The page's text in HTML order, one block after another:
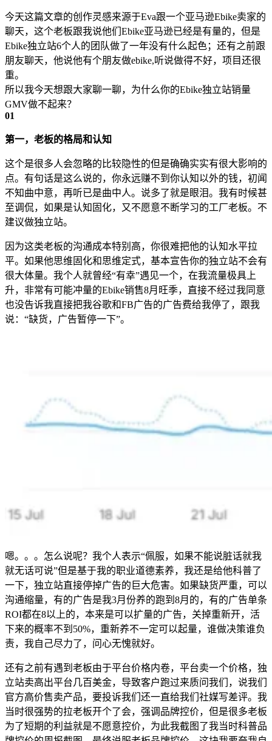
今天这篇文章的创作灵感来源于Eva跟一个亚马逊Ebike卖家的
聊天，这个老板跟我说他们Ebike亚马逊已经是有量的，但是
Ebike独立站6个人的团队做了一年没有什么起色；还有之前跟
朋友聊天，他说他有个朋友做ebike,听说做得不好，项目还很
重。
所以我今天想跟大家聊一聊，为什么你的Ebike独立站销量
GMV做不起来？
01
第一，老板的格局和认知
这个是很多人会忽略的比较隐性的但是确确实实有很大影响的
点。有句话是这么说的，你永远赚不到你认知以外的钱，初闻
不知曲中意，再听已是曲中人。说多了就是眼泪。我有时候甚
至调侃，如果是认知固化，又不愿意不断学习的工厂老板。不
建议做独立站。
因为这类老板的沟通成本特别高，你很难把他的认知水平拉
平。如果他思维固化和思维定式，基本宣告你的独立站不会有
很大体量。我个人就曾经“有幸”遇见一个，在我流量极具上
升，非常有可能冲量的Ebike销售8月旺季，直接不经过我同意
也没告诉我直接把我谷歌和FB广告的广告费给我停了，跟我
说：“缺货，广告暂停一下”。
嗯。。。怎么说呢？我个人表示“佩服，如果不能说脏话就我
就无话可说”但是基于我的职业道德素养，我还是给他科普了
一下，独立站直接停掉广告的巨大危害。如果缺货严重，可以
沟通缩量，有的广告是我3月份养的跑到8月的，有的广告单条
ROI都在8以上的，本来是可以扩量的广告，关掉重新开，活
下来的概率不到50%，重新养不一定可以起量，谁做决策谁负
责，我自己尽力了，问心无愧就好。
还有之前有遇到老板由于平台价格内卷，平台卖一个价格，独
立站卖高出平台几百美金，导致客户跑过来质问我们，说我们
官方高价售卖产品，要投诉我们还一直给我们社媒写差评。我
当时很强势的拉老板开个了会，强调品牌控价，但是很多老板
为了短期的利益就是不愿意控价，为此我截图了我当时科普品